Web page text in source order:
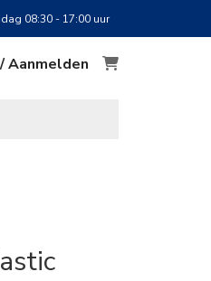
08:30 - 17:00 uur
Aanmelden